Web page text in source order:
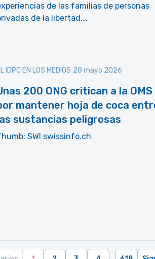
de las familias de personas
de la libertad,…
IDPC EN LOS MEDIOS 28 mayo 2026
200 ONG critican a la OMS
mantener hoja de coca
sustancias peligrosas
SWI swissinfo.ch